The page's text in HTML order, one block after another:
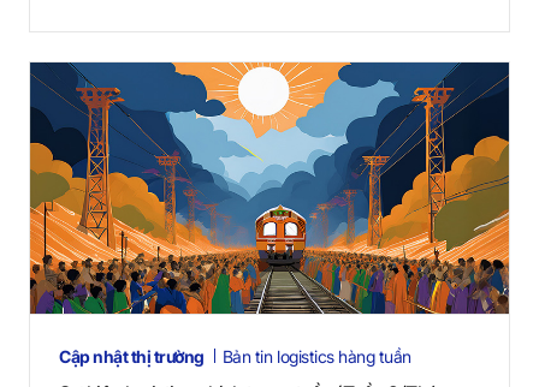
Cập nhật thị trường Bản tin logistics hàng tuần